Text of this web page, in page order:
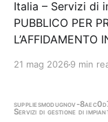
Italia – Servizi di
PUBBLICO PER
L’AFFIDAMENTO
BALNEARE/
SAPRI (SA) –
21 mag 2026 9 min
suppliesmodugnov-
Servizi di gestione di